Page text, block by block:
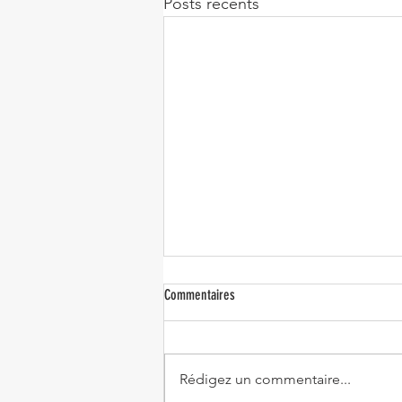
Commentaires
Rédigez un commentaire...